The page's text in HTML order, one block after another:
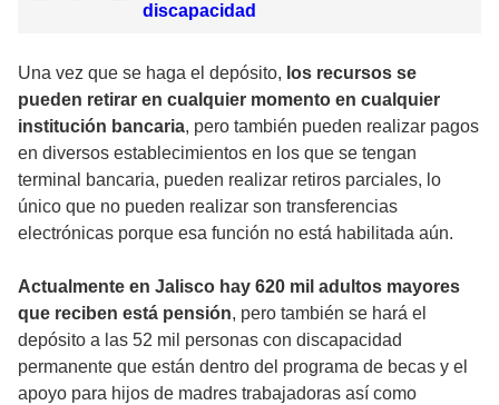
discapacidad
Una vez que se haga el depósito, los recursos se
pueden retirar en cualquier momento en cualquier
institución bancaria, pero también pueden realizar pagos
en diversos establecimientos en los que se tengan
terminal bancaria, pueden realizar retiros parciales, lo
único que no pueden realizar son transferencias
electrónicas porque esa función no está habilitada aún.
Actualmente en Jalisco hay 620 mil adultos mayores
que reciben está pensión, pero también se hará el
depósito a las 52 mil personas con discapacidad
permanente que están dentro del programa de becas y el
apoyo para hijos de madres trabajadoras así como